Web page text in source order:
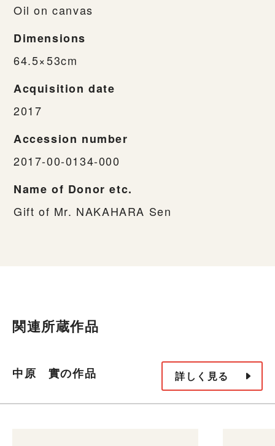
Oil on canvas
Dimensions
64.5×53cm
Acquisition date
2017
Accession number
2017-00-0134-000
Name of Donor etc.
Gift of Mr. NAKAHARA Sen
関連所蔵作品
中原 實の作品 詳しく見る